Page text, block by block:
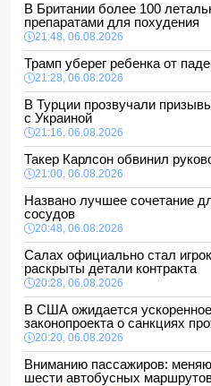
В Британии более 100
препаратами для похудения
21:48, 06.08.2026
Трамп уберег ребенка от
21:28, 06.08.2026
В Турции прозвучали
с Украиной
21:16, 06.08.2026
Такер Карлсон обвинил
21:00, 06.08.2026
Названо лучшее сочетание
сосудов
20:48, 06.08.2026
Салах официально стал
раскрыты детали контракта
20:28, 06.08.2026
В США ожидается
законопроекта о санкциях
20:20, 06.08.2026
Вниманию пассажиров:
шести автобусных